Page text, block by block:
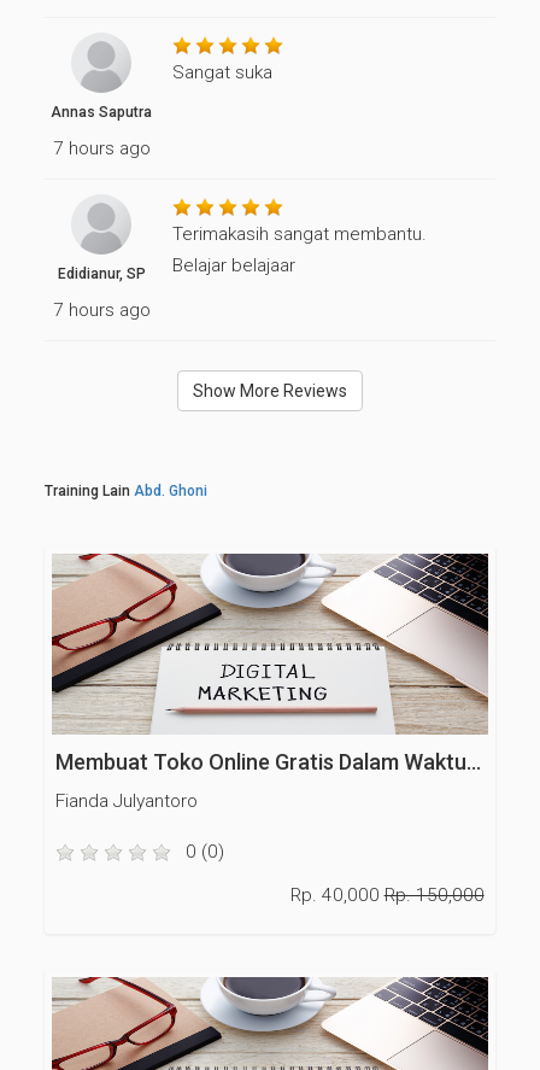
Annas Saputra
7 hours ago
Sangat suka
Edidianur, SP
7 hours ago
Terimakasih sangat membantu.
Belajar belajaar
Show More Reviews
Training Lain Abd. Ghoni
Membuat Toko Online Gratis Dalam Waktu 10 Menit
Fianda Julyantoro
0 (0)
Rp. 40,000Rp. 150,000